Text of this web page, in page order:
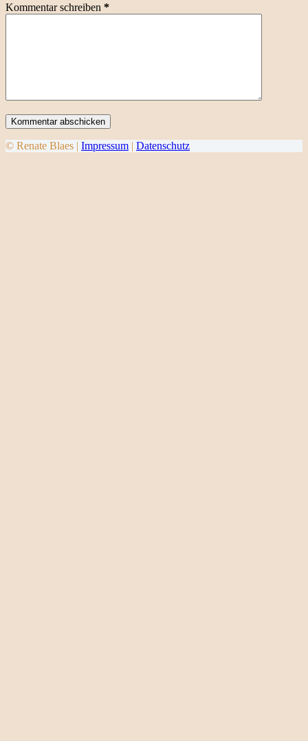
Kommentar schreiben *
Kommentar abschicken
© Renate Blaes | Impressum | Datenschutz